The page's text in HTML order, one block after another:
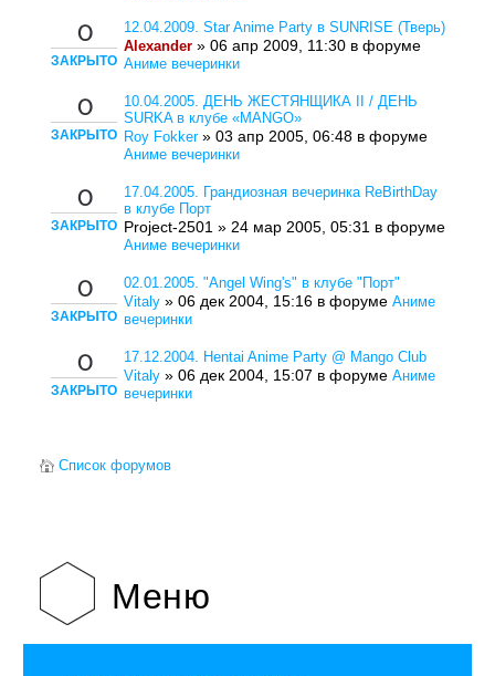
0
ЗАКРЫТО
12.04.2009. Star Anime Party в SUNRISE (Тверь)
Alexander » 06 апр 2009, 11:30 в форуме
Аниме вечеринки
0
ЗАКРЫТО
10.04.2005. ДЕНЬ ЖЕСТЯНЩИКА II / ДЕНЬ
SURKA в клубе «MANGO»
Roy Fokker» 03 апр 2005, 06:48 в форуме
Аниме вечеринки
0
ЗАКРЫТО
17.04.2005. Грандиозная вечеринка ReBirthDay
в клубе Порт
Project-2501 » 24 мар 2005, 05:31 в форуме
Аниме вечеринки
0
ЗАКРЫТО
02.01.2005. "Angel Wing's" в клубе "Порт"
Vitaly » 06 дек 2004, 15:16 в форумеАниме
вечеринки
0
ЗАКРЫТО
17.12.2004. Hentai Anime Party @ Mango Club
Vitaly » 06 дек 2004, 15:07 в форумеАниме
вечеринки
Список форумов
Меню